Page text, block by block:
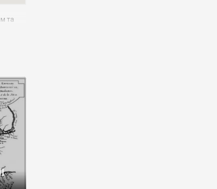
та